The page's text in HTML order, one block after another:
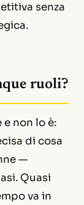
senza
ruoli?
e non lo è:
di cosa
—
Quasi
va in